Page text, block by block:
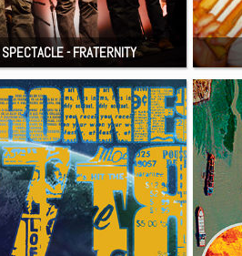
SPECTACLE - FRATERNITY